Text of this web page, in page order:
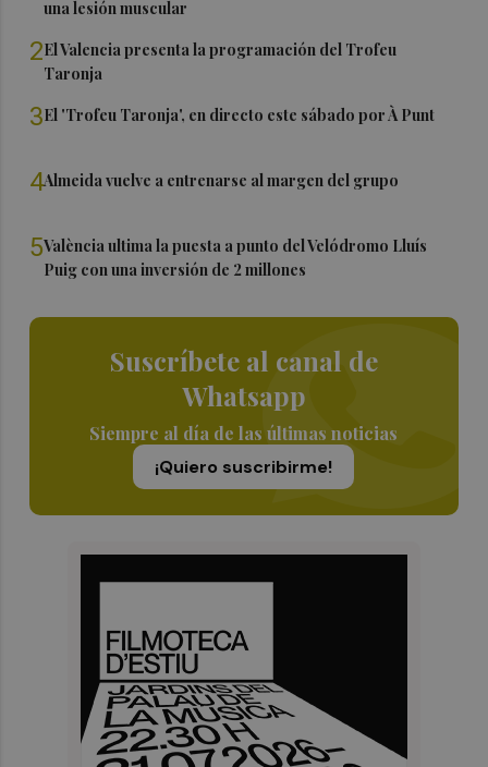
una lesión muscular
2El Valencia presenta la programación del Trofeu
Taronja
3El 'Trofeu Taronja', en directo este sábado por À Punt
4Almeida vuelve a entrenarse al margen del grupo
5València ultima la puesta a punto del Velódromo Lluís
Puig con una inversión de 2 millones
Suscríbete al canal de
Whatsapp
Siempre al día de las últimas noticias
¡Quiero suscribirme!